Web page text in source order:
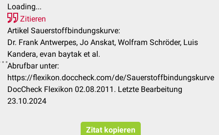
Loading...
Zitieren
Artikel Sauerstoffbindungskurve:
Dr. Frank Antwerpes, Jo Anskat, Wolfram Schröder, Luis
Kandera, evan baytak et al.
Abrufbar unter:
https://flexikon.doccheck.com/de/Sauerstoffbindungskurve
DocCheck Flexikon 02.08.2011. Letzte Bearbeitung
23.10.2024
Zitat kopieren